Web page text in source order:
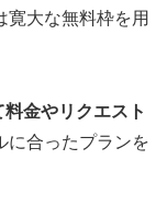
寛大な無料枠を用
金やリクエスト
に合ったプランを